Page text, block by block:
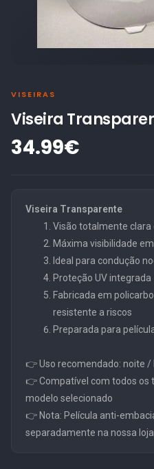
VISEIRAS
Viseira
34.99€
Viseira Transparente
Visão totalmente clara
Máxima visibilidade
Ideal para condução
Proteção UV integrada
Fabricada em
resistente a riscos
Preparada para
👉 Uso recomendado: noite /
👉 Compatível com todos os
modelo selecionado
👉 Nota: Película anti-
separadamente na nossa loja